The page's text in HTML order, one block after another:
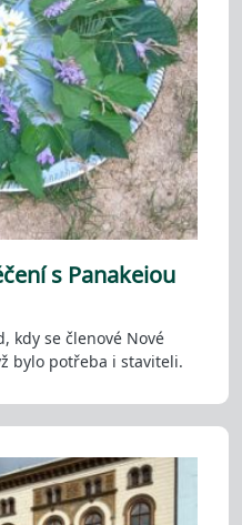
s Panakeiou
kdy se členové Nové
bylo potřeba i staviteli.